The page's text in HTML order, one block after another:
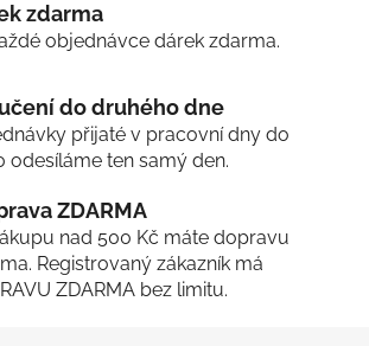
í
p
v
k
y
ý
p
i
s
í
zdarma
objednávce dárek zdarma.
do druhého dne
přijaté v pracovní dny do
odesíláme ten samý den.
ZDARMA
nad 500 Kč máte dopravu
Registrovaný zákazník má
ZDARMA bez limitu.